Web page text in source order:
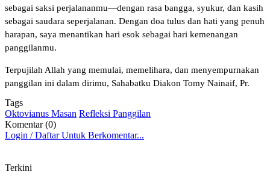
sebagai saksi perjalananmu—dengan rasa bangga, syukur, dan kasih
sebagai saudara seperjalanan. Dengan doa tulus dan hati yang penuh
harapan, saya menantikan hari esok sebagai hari kemenangan
panggilanmu.
Terpujilah Allah yang memulai, memelihara, dan menyempurnakan
panggilan ini dalam dirimu, Sahabatku Diakon Tomy Nainaif, Pr.
Tags
Oktovianus Masan Refleksi Panggilan
Komentar (0)
Login / Daftar Untuk Berkomentar...
Terkini